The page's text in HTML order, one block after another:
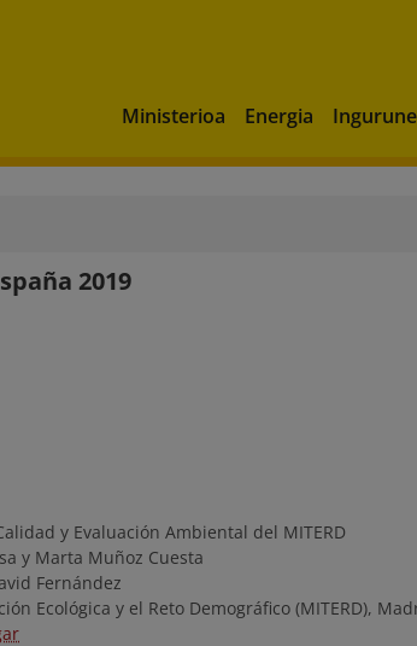
Ministerioa Energia
2019
y Evaluación Ambiental del MITERD
y Marta Muñoz Cuesta
Fernández
Ecológica y el Reto Demográfico (MITERD),